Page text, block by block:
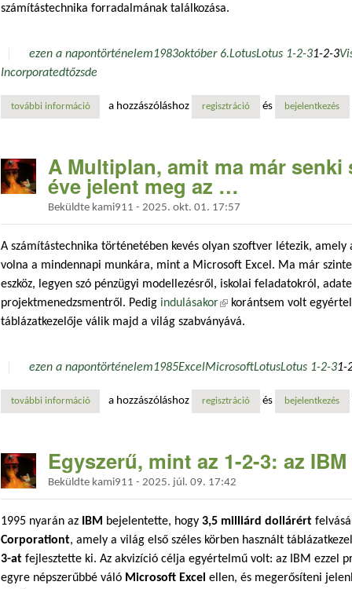
számítástechnika forradalmának találkozása.
ezen a napontörténelem1983október 6.LotusLotus 1-2-31-2-3
Incorporatedtőzsde
további információanno: a lotus development corp. tőzsdére lépése tartalommal
a hozzászóláshoz regisztráció és bejelentkezés
A Multiplan, amit ma már
éve jelent meg az …
Beküldte kami911 - 2025. okt. 01. 17:57
A számítástechnika történetében kevés olyan szoftver létezik, amely
volna a mindennapi munkára, mint a Microsoft Excel. Ma már
eszköz, legyen szó pénzügyi modellezésről, iskolai feladatokról,
projektmenedzsmentről. Pedig indulásakor(külső hivatkozás)
korántsem volt
táblázatkezelője válik majd a világ szabványává.
ezen a napontörténelem1985ExcelMicrosoftLotusLotus 1-2-31-
további információa multiplan, amit ma már senki sem ismer, de ha úgy írom 40
a hozzászóláshoz regisztráció és bejelentkezés
Egyszerű, mint az 1-2-3: az
Beküldte kami911 - 2025. júl. 09. 17:42
1995 nyarán az IBM bejelentette, hogy 3,5 milliárd dollárért
Corporationt, amely a világ első széles körben használt
3-at fejlesztette ki. Az akvizíció célja egyértelmű volt: az IBM ezzel
egyre népszerűbbé váló Microsoft Excel ellen, és megerősíteni